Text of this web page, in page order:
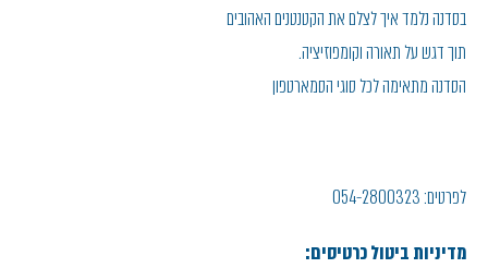
בסדנה נלמד איך לצלם את הקטנטנים האהובים
תוך דגש על תאורה וקומפוזיציה.
הסדנה מתאימה לכל סוגי הסמארטפון
לפרטים: 054-2800323
מדיניות ביטול כרטיסים: